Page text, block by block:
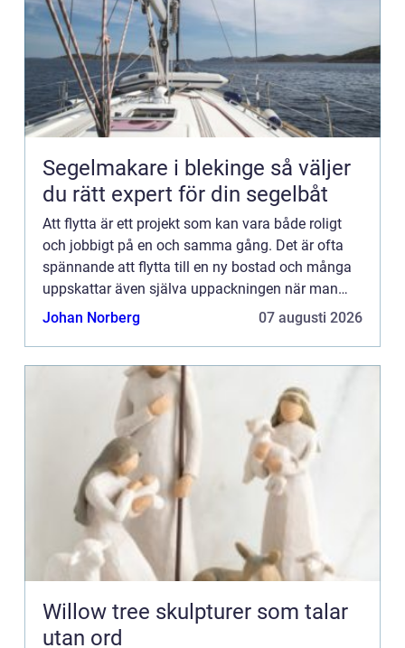
Segelmakare i blekinge så väljer
du rätt expert för din segelbåt
Att flytta är ett projekt som kan vara både roligt
och jobbigt på en och samma gång. Det är ofta
spännande att flytta till en ny bostad och många
uppskattar även själva uppackningen när man
ska g&...
Johan Norberg 07 augusti 2026
Willow tree skulpturer som talar
utan ord